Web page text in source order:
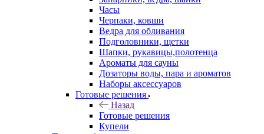
Часы
Черпаки, ковши
Ведра для обливания
Подголовники, щетки
Шапки, рукавицы,полотенца
Ароматы для сауны
Дозаторы воды, пара и ароматов
Наборы аксессуаров
Готовые решения
Назад
Готовые решения
Купели